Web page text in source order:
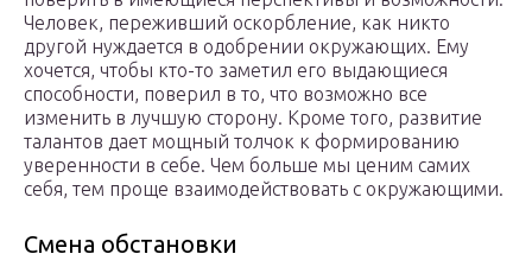
Человек, переживший оскорбление, как никто
другой нуждается в одобрении окружающих. Ему
хочется, чтобы кто-то заметил его выдающиеся
способности, поверил в то, что возможно все
изменить в лучшую сторону. Кроме того, развитие
талантов дает мощный толчок к формированию
уверенности в себе. Чем больше мы ценим самих
себя, тем проще взаимодействовать с окружающими.
Смена обстановки